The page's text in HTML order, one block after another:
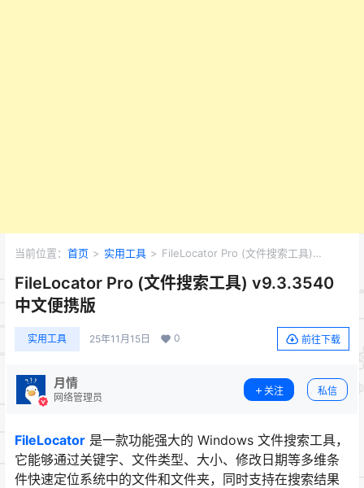
当前位置： 首页 > 实用工具 > FileLocator Pro (文件搜索工具)
FileLocator Pro (文件搜索工具) v9.3.3540
中文便携版
实用工具 25年11月15日 0 前往下载
月情
网络管理员
关注 私信
FileLocator 是一款功能强大的 Windows 文件搜索工具，
它能够通过关键字、文件类型、大小、修改日期等多维条
件快速定位系统中的文件和文件夹，同时支持在搜索结果